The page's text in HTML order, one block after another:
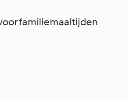
familiemaaltijden